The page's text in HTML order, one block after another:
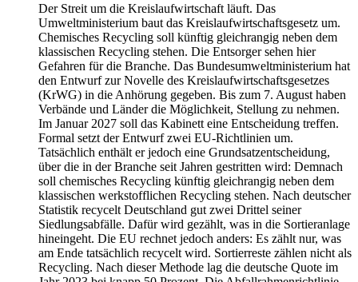
Der Streit um die Kreislaufwirtschaft läuft. Das
Umweltministerium baut das Kreislaufwirtschaftsgesetz um.
Chemisches Recycling soll künftig gleichrangig neben dem
klassischen Recycling stehen. Die Entsorger sehen hier
Gefahren für die Branche. Das Bundesumweltministerium hat
den Entwurf zur Novelle des Kreislaufwirtschaftsgesetzes
(KrWG) in die Anhörung gegeben. Bis zum 7. August haben
Verbände und Länder die Möglichkeit, Stellung zu nehmen.
Im Januar 2027 soll das Kabinett eine Entscheidung treffen.
Formal setzt der Entwurf zwei EU-Richtlinien um.
Tatsächlich enthält er jedoch eine Grundsatzentscheidung,
über die in der Branche seit Jahren gestritten wird: Demnach
soll chemisches Recycling künftig gleichrangig neben dem
klassischen werkstofflichen Recycling stehen. Nach deutscher
Statistik recycelt Deutschland gut zwei Drittel seiner
Siedlungsabfälle. Dafür wird gezählt, was in die Sortieranlage
hineingeht. Die EU rechnet jedoch anders: Es zählt nur, was
am Ende tatsächlich recycelt wird. Sortierreste zählen nicht als
Recycling. Nach dieser Methode lag die deutsche Quote im